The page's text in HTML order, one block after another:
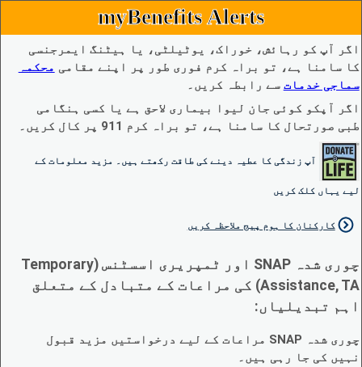
myBenefits Alerts
اگر آپ کو رہائش، خوراک، یوٹیلٹی، یا ہیٹنگ ایمرجنسی
کا سامنا ہے، تو براہ کرم فوری طور پر اپنے مقامی محکمہ
سماجی خدمات سے رابطہ کریں۔
اگر آپکو کوئی جان لیوا بیماری لاحق ہے یا کسی ہنگامی
طبی صورتحال کا سامنا ہے، تو براہ کرم 911 پر کال کریں۔
آپ زندگی کا عطیہ دینے کی طاقت رکھتے ہیں۔ مزید معلومات کے
لیے یہاں کلک کریں
کارکنان کا ہوم پیج ملاحظہ کریں
چوری شدہ SNAP اور ٹمپریری اسسٹنس (Temporary
Assistance, TA) کی مراعات کے متبادل کے متعلق
اہم تبدیلیاں:
چوری شدہ SNAP مراعات کے لیے درخواستیں مزید قبول
نہیں کی جا رہی ہیں۔